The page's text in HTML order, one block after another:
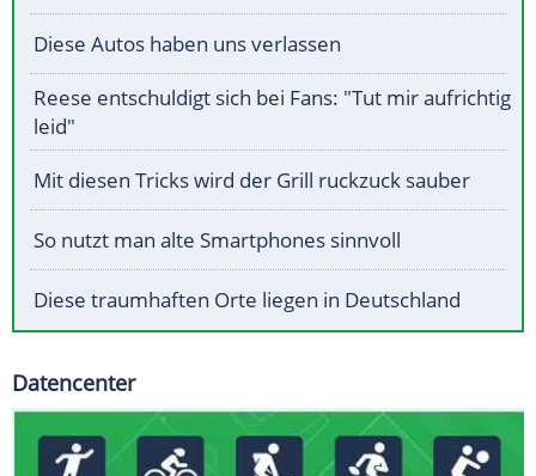
Diese Autos haben uns verlassen
Reese entschuldigt sich bei Fans: "Tut mir aufrichtig
leid"
Mit diesen Tricks wird der Grill ruckzuck sauber
So nutzt man alte Smartphones sinnvoll
Diese traumhaften Orte liegen in Deutschland
Datencenter